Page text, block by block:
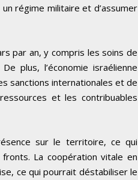
régime militaire et d’assumer
par an, y compris les soins de
plus, l’économie israélienne
sanctions internationales et de
et les contribuables
sur le territoire, ce qui
La coopération vitale en
ce qui pourrait déstabiliser le